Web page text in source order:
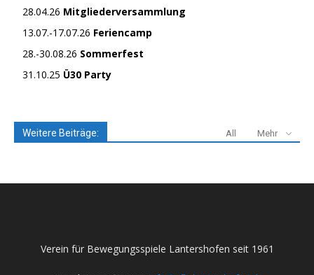
28.04.26 Mitgliederversammlung
13.07.-17.07.26 Feriencamp
28.-30.08.26 Sommerfest
31.10.25 Ü30 Party
Weitere Beiträge: All Mehr
Verein für Bewegungsspiele Lantershofen seit 1961